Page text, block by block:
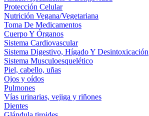
Protección Celular
Nutrición Vegana/Vegetariana
Toma De Medicamentos
Cuerpo Y Órganos
Sistema Cardiovascular
Sistema Digestivo, Hígado Y Desintoxicación
Sistema Musculoesquelético
Piel, cabello, uñas
Ojos y oídos
Pulmones
Vías urinarias, vejiga y riñones
Dientes